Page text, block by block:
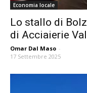
Economia locale
Lo stallo di
di Acciaierie
Omar Dal Maso -
17 Settembre 2025